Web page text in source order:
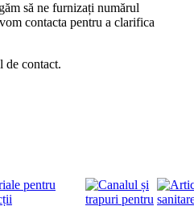
să ne furnizați numărul
contacta pentru a clarifica
de contact.